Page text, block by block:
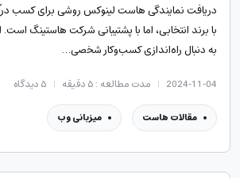
دریافت نمایندگی هاست لینوکس روشی برای کسب
با برند انتخابی، اما با پشتیبانی شرکت هاستینگ
به دنبال راه‌اندازی کسب‌وکار شخصی…
2024-11-04 مدت مطالعه : ۵ دقیقه ۵دیدگاه
مقالات هاست میزبانی وب